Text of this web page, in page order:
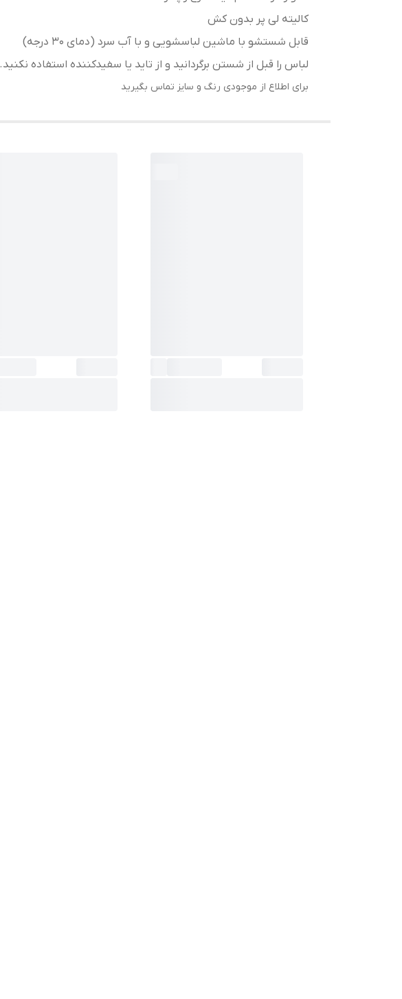
کالیته لی پر بدون کش
قابل شستشو با ماشین لباسشویی و با آب سرد (دمای 30 درجه)
لباس را قبل از شستن برگردانید و از تاید یا سفیدکننده استفاده نکنید.
برای اطلاع از موجودی رنگ و سایز تماس بگیرید